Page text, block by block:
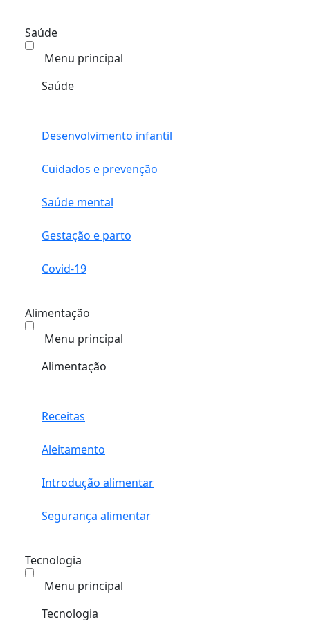
Saúde
Menu principal
Saúde
Desenvolvimento infantil
Cuidados e prevenção
Saúde mental
Gestação e parto
Covid-19
Alimentação
Menu principal
Alimentação
Receitas
Aleitamento
Introdução alimentar
Segurança alimentar
Tecnologia
Menu principal
Tecnologia